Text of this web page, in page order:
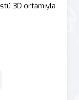
3D ortamıyla